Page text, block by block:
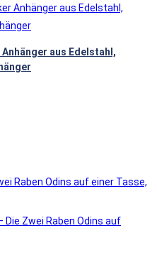
aus Edelstahl,